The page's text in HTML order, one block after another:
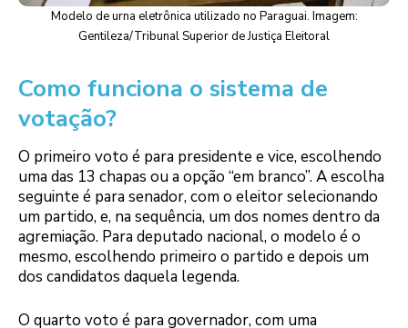
Modelo de urna eletrônica utilizado no Paraguai. Imagem:
Gentileza/Tribunal Superior de Justiça Eleitoral
Como funciona o sistema de
votação?
O primeiro voto é para presidente e vice, escolhendo
uma das 13 chapas ou a opção “em branco”. A escolha
seguinte é para senador, com o eleitor selecionando
um partido, e, na sequência, um dos nomes dentro da
agremiação. Para deputado nacional, o modelo é o
mesmo, escolhendo primeiro o partido e depois um
dos candidatos daquela legenda.
O quarto voto é para governador, com uma